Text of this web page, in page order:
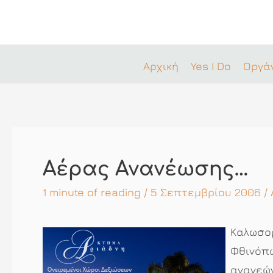
περιεχόμενο
Αρχική Yes I Do
Αέρας Ανανέωσης…
1 minute of reading / 5 Σεπτεμβρίου 2006 /